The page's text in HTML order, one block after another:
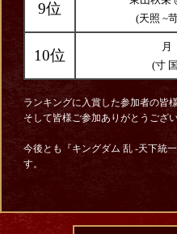
9位
(天照 ~
10位
月
(寸
ランキングに入賞した参加者の皆
そして皆様ご参加ありがとうござい
今後とも『キングダム 乱 -天下統
す。